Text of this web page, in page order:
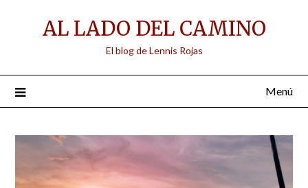
AL LADO DEL CAMINO
El blog de Lennis Rojas
Menú